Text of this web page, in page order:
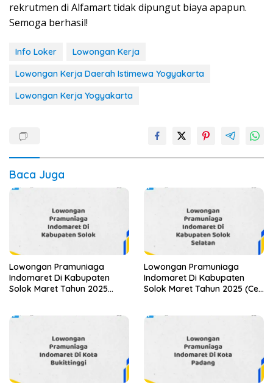
rekrutmen di Alfamart tidak dipungut biaya apapun.
Semoga berhasil!
Info Loker
Lowongan Kerja
Lowongan Kerja Daerah Istimewa Yogyakarta
Lowongan Kerja Yogyakarta
Baca Juga
Lowongan Pramuniaga
Indomaret Di Kabupaten
Solok Maret Tahun 2025
Lowongan Pramuniaga
Indomaret Di Kabupaten
Solok Maret Tahun 2025 (Cek